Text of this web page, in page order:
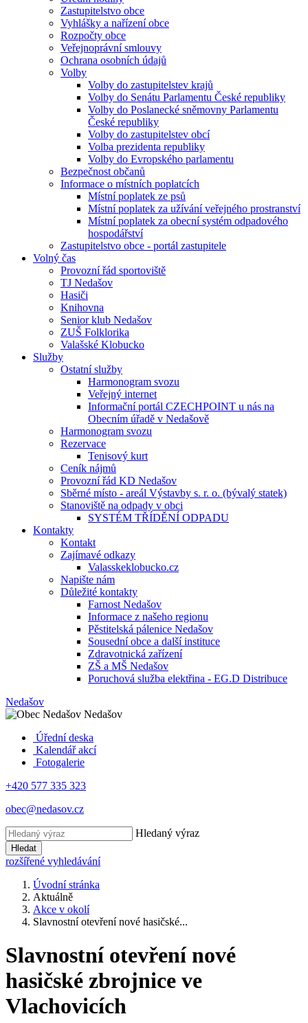
Zastupitelstvo obce
Vyhlášky a nařízení obce
Rozpočty obce
Veřejnoprávní smlouvy
Ochrana osobních údajů
Volby
Volby do zastupitelstev krajů
Volby do Senátu Parlamentu České republiky
Volby do Poslanecké sněmovny Parlamentu
České republiky
Volby do zastupitelstev obcí
Volba prezidenta republiky
Volby do Evropského parlamentu
Bezpečnost občanů
Informace o místních poplatcích
Místní poplatek ze psů
Místní poplatek za užívání veřejného prostranství
Místní poplatek za obecní systém odpadového
hospodářství
Zastupitelstvo obce - portál zastupitele
Volný čas
Provozní řád sportoviště
TJ Nedašov
Hasiči
Knihovna
Senior klub Nedašov
ZUŠ Folklorika
Valašské Klobucko
Služby
Ostatní služby
Harmonogram svozu
Veřejný internet
Informační portál CZECHPOINT u nás na
Obecním úřadě v Nedašově
Harmonogram svozu
Rezervace
Tenisový kurt
Ceník nájmů
Provozní řád KD Nedašov
Sběrné místo - areál Výstavby s. r. o. (bývalý statek)
Stanoviště na odpady v obci
SYSTÉM TŘÍDĚNÍ ODPADU
Kontakty
Kontakt
Zajímavé odkazy
Valasskeklobucko.cz
Napište nám
Důležité kontakty
Farnost Nedašov
Informace z našeho regionu
Pěstitelská pálenice Nedašov
Sousední obce a další instituce
Zdravotnická zařízení
ZŠ a MŠ Nedašov
Poruchová služba elektřina - EG.D Distribuce
Nedašov
Nedašov
Úřední deska
Kalendář akcí
Fotogalerie
+420 577 335 323
obec@nedasov.cz
Hledaný výraz
Hledat
rozšířené vyhledávání
Úvodní stránka
Aktuálně
Akce v okolí
Slavnostní otevření nové hasičské...
Slavnostní otevření nové
hasičské zbrojnice ve
Vlachovicích